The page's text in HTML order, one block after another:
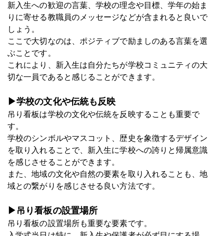
新入生への歓迎の言葉、学校の理念や目標、学年の始ま
りに寄せる教職員のメッセージなどが含まれると良いで
しょう。
ここで大切なのは、ポジティブで励ましのある言葉を選
ぶことです。
これにより、新入生は自分たちが学校コミュニティの大
切な一員であると感じることができます。
▶学校の文化や伝統も反映
吊り看板は学校の文化や伝統を反映することも重要で
す。
学校のシンボルやマスコット、歴史を象徴するデザイン
を取り入れることで、新入生に学校への誇りと帰属意識
を感じさせることができます。
また、地域の文化や自然の要素を取り入れることも、地
域との繋がりを感じさせる良い方法です。
▶吊り看板の設置場所
吊り看板の設置場所も重要な要素です。